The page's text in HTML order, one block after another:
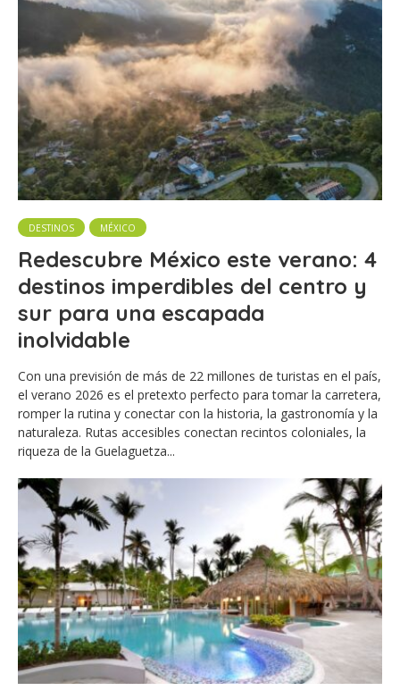
DESTINOS MÉXICO
Redescubre México este verano: 4
destinos imperdibles del centro y
sur para una escapada
inolvidable
Con una previsión de más de 22 millones de turistas en el país,
el verano 2026 es el pretexto perfecto para tomar la carretera,
romper la rutina y conectar con la historia, la gastronomía y la
naturaleza. Rutas accesibles conectan recintos coloniales, la
riqueza de la Guelaguetza...